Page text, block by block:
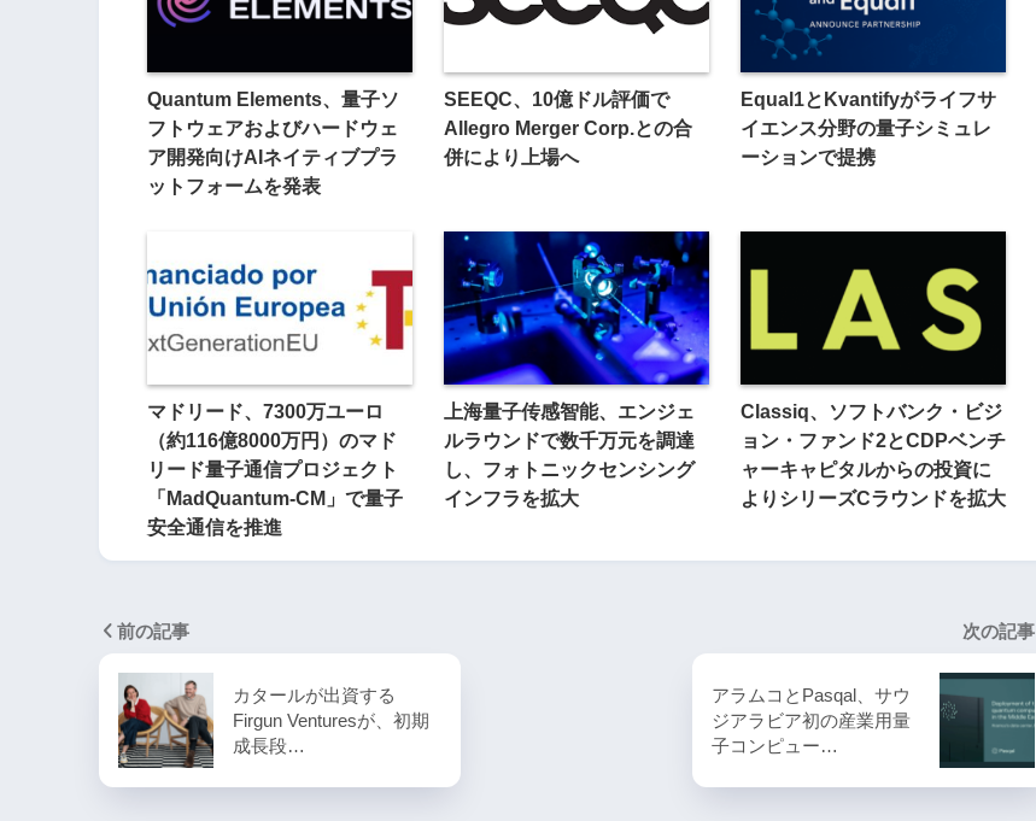
Quantum Elements、量子ソ
フトウェアおよびハードウェ
ア開発向けAIネイティブプラ
ットフォームを発表
SEEQC、10億ドル評価で
Allegro Merger Corp.との合
併により上場へ
Equal1とKvantifyがライフサ
イエンス分野の量子シミュレ
ーションで提携
マドリード、7300万ユーロ
（約116億8000万円）のマド
リード量子通信プロジェクト
「MadQuantum-CM」で量子
安全通信を推進
上海量子传感智能、エンジェ
ルラウンドで数千万元を調達
し、フォトニックセンシング
インフラを拡大
Classiq、ソフトバンク・ビジ
ョン・ファンド2とCDPベンチ
ャーキャピタルからの投資に
よりシリーズCラウンドを拡大
前の記事
カタールが出資する
Firgun Venturesが、初期
成長段…
次の記事
アラムコとPasqal、サウ
ジアラビア初の産業用量
子コンピュー…